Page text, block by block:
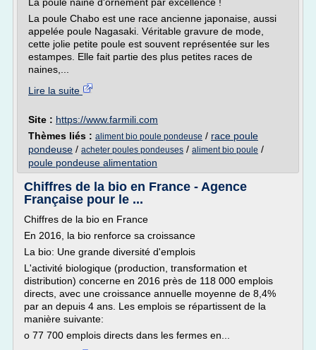
La poule Chabo est une race ancienne japonaise, aussi
appelée poule Nagasaki. Véritable gravure de mode,
cette jolie petite poule est souvent représentée sur les
estampes. Elle fait partie des plus petites races de
naines,...
Lire la suite
Site : https://www.farmili.com
Thèmes liés : aliment bio poule pondeuse / race poule
pondeuse / acheter poules pondeuses / aliment bio poule /
poule pondeuse alimentation
Chiffres de la bio en France - Agence
Française pour le ...
Chiffres de la bio en France
En 2016, la bio renforce sa croissance
La bio: Une grande diversité d'emplois
L'activité biologique (production, transformation et
distribution) concerne en 2016 près de 118 000 emplois
directs, avec une croissance annuelle moyenne de 8,4%
par an depuis 4 ans. Les emplois se répartissent de la
manière suivante:
o 77 700 emplois directs dans les fermes en...